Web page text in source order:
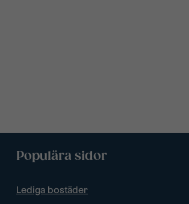
Populära sidor
Lediga bostäder